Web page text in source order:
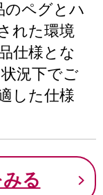
のペグとハ
れた環境
仕様とな
況下でご
した仕様
る